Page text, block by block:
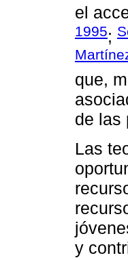
el
1995;
que,
de las
Las
y